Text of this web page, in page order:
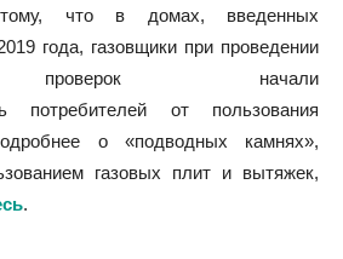
что в домах, введенных
года, газовщики при проведении
проверок начали
потребителей от пользования
о «подводных камнях»,
газовых плит и вытяжек,
.